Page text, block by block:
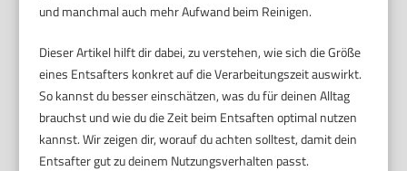
und manchmal auch mehr Aufwand beim Reinigen.
Dieser Artikel hilft dir dabei, zu verstehen, wie sich die Größe
eines Entsafters konkret auf die Verarbeitungszeit auswirkt.
So kannst du besser einschätzen, was du für deinen Alltag
brauchst und wie du die Zeit beim Entsaften optimal nutzen
kannst. Wir zeigen dir, worauf du achten solltest, damit dein
Entsafter gut zu deinem Nutzungsverhalten passt.